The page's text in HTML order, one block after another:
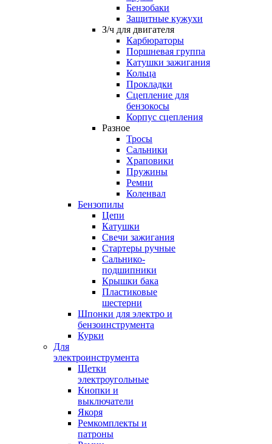
Бензобаки
Защитные кужухи
З/ч для двигателя
Карбюраторы
Поршневая группа
Катушки зажигания
Кольца
Прокладки
Сцепление для
бензокосы
Корпус сцепления
Разное
Тросы
Сальники
Храповики
Пружины
Ремни
Коленвал
Бензопилы
Цепи
Катушки
Свечи зажигания
Стартеры ручные
Сальнико-
подшипники
Крышки бака
Пластиковые
шестерни
Шпонки для электро и
бензоинструмента
Курки
Для
электроинструмента
Щетки
электроугольные
Кнопки и
выключатели
Якоря
Ремкомплекты и
патроны